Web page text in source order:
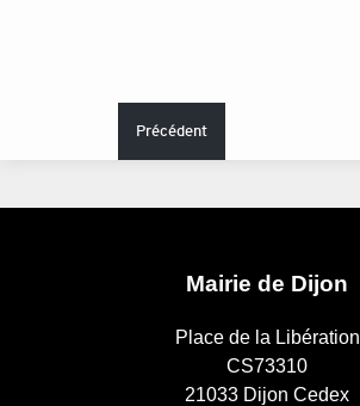
Précédent
Mairie de Dijon
Place de la Libération
CS73310
21033 Dijon Cedex